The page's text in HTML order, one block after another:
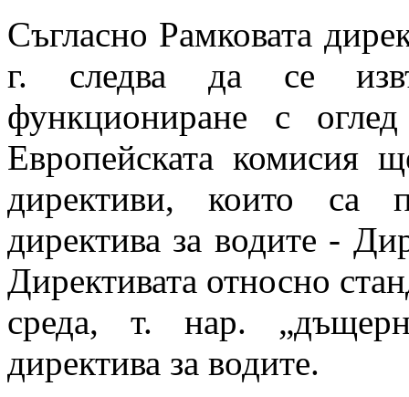
Съгласно Рамковата
г. следва да се
функциониране с
Европейската комисия
директиви, които са
директива за водите -
Директивата относно
среда, т. нар.
директива за водите.